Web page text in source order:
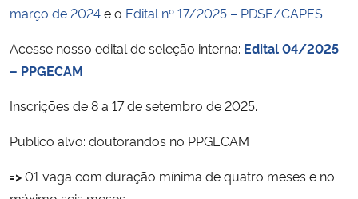
Ministério da Mulher, da Família e dos Direitos Humanos
Secretaria-Geral
Gabinete de Segurança Institucional
março de 2024e o Edital nº 17/2025 – PDSE/CAPES.
Acesse nosso edital de seleção interna: Edital 04/2025
– PPGECAM
Inscrições de 8 a 17 de setembro de 2025.
Publico alvo: doutorandos no PPGECAM
=>01 vaga com duração mínima de quatro meses e no